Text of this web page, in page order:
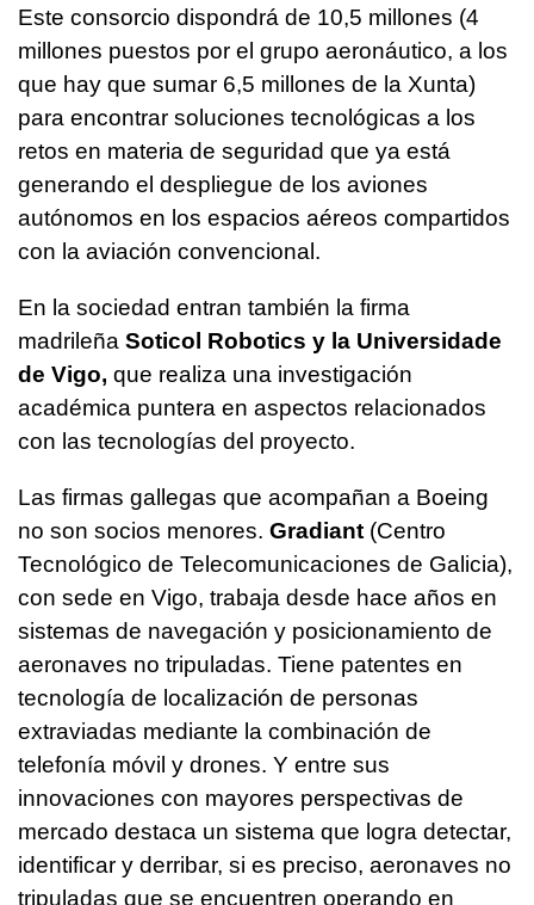
Este consorcio dispondrá de 10,5 millones (4
millones puestos por el grupo aeronáutico, a los
que hay que sumar 6,5 millones de la Xunta)
para encontrar soluciones tecnológicas a los
retos en materia de seguridad que ya está
generando el despliegue de los aviones
autónomos en los espacios aéreos compartidos
con la aviación convencional.
En la sociedad entran también la firma
madrileña Soticol Robotics y la Universidade
de Vigo, que realiza una investigación
académica puntera en aspectos relacionados
con las tecnologías del proyecto.
Las firmas gallegas que acompañan a Boeing
no son socios menores. Gradiant (Centro
Tecnológico de Telecomunicaciones de Galicia),
con sede en Vigo, trabaja desde hace años en
sistemas de navegación y posicionamiento de
aeronaves no tripuladas. Tiene patentes en
tecnología de localización de personas
extraviadas mediante la combinación de
telefonía móvil y drones. Y entre sus
innovaciones con mayores perspectivas de
mercado destaca un sistema que logra detectar,
identificar y derribar, si es preciso, aeronaves no
tripuladas que se encuentren operando en